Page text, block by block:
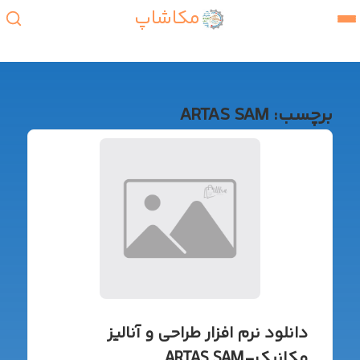
مکاشاپ
برچسب: ARTAS SAM
دانلود نرم افزار طراحی و آنالیز